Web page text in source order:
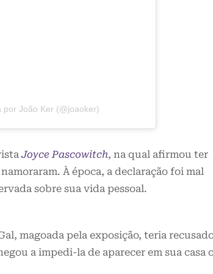
por João Ker (@joaoker)
Joyce Pascowitch, na qual afirmou ter
À época, a declaração foi mal
sobre sua vida pessoal.
magoada pela exposição, teria
a impedi-la de aparecer em sua casa